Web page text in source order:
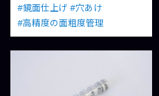
#鏡面仕上げ #穴あけ
#高精度の面粗度管理